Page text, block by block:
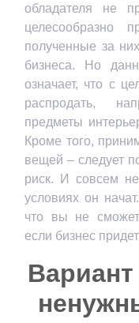
обладателя не
целесообразно
полученные за
бизнеса. Но
означает, что с
распродать,
предметы
Кроме того,
вещей – следует
риск. И совсем
условиях он
что вы не
если бизнес